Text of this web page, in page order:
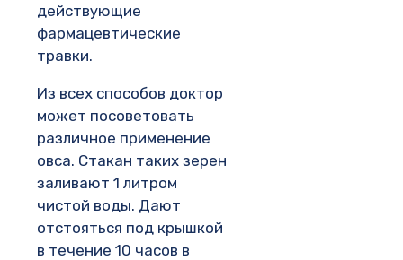
действующие
фармацевтические
травки.
Из всех способов доктор
может посоветовать
различное применение
овса. Стакан таких зерен
заливают 1 литром
чистой воды. Дают
отстояться под крышкой
в течение 10 часов в